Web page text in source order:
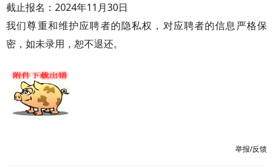
截止报名：2024年11月30日
我们尊重和维护应聘者的隐私权，对应聘者的信息严格保
密，如未录用，恕不退还。
举报/反馈